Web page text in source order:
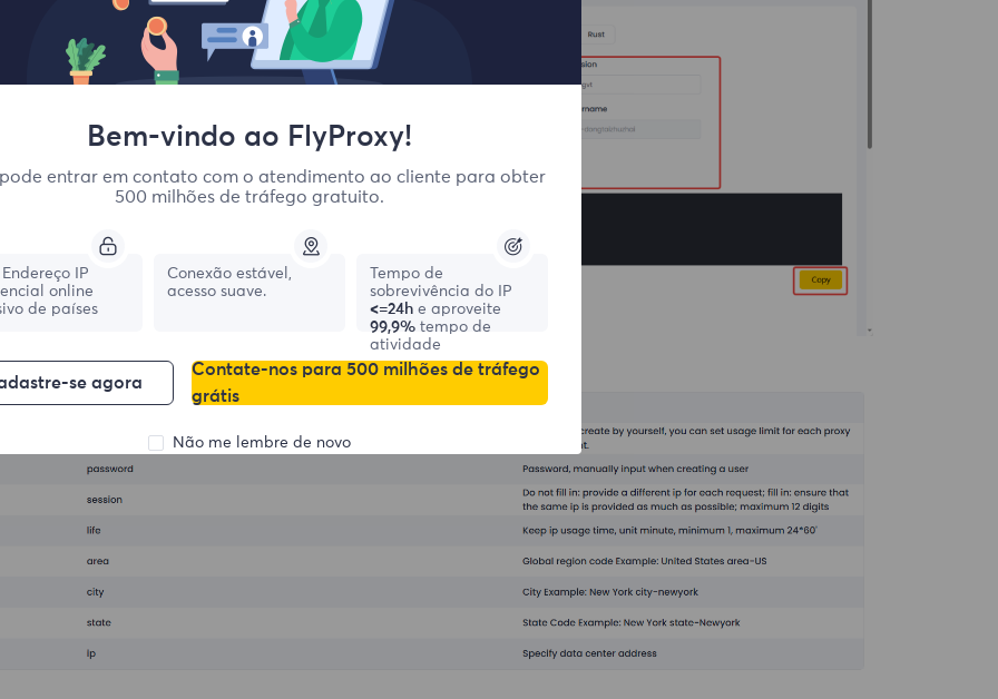
Bem-vindo ao FlyProxy!
entrar em contato com o atendimento ao cliente para obter
500 milhões de tráfego gratuito.
IP
online
de países
Conexão estável,
acesso suave.
Tempo de
sobrevivência do IP
<=24h e aproveite
99,9% tempo de
atividade
se agora
Contate-nos para 500 milhões de tráfego
grátis
Não me lembre de novo